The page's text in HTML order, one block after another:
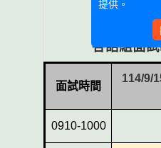
各語組面
面試時間
114/9/
0910-1000
提供。